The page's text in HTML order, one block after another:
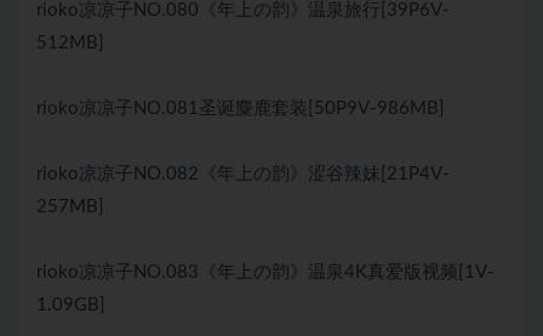
rioko凉凉子NO.080《年上の韵》温泉旅行[39P6V-
512MB]
rioko凉凉子NO.081圣诞麋鹿套装[50P9V-986MB]
rioko凉凉子NO.082《年上の韵》涩谷辣妹[21P4V-
257MB]
rioko凉凉子NO.083《年上の韵》温泉4K真爱版视频[1V-
1.09GB]